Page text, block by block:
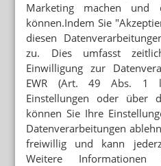
Marketing machen und
können.Indem Sie
diesen
zu. Dies umfasst
Einwilligung zur
EWR (Art. 49 Abs. 1
Einstellungen oder über
können Sie Ihre
Datenverarbeitungen
freiwillig und kann
Weitere